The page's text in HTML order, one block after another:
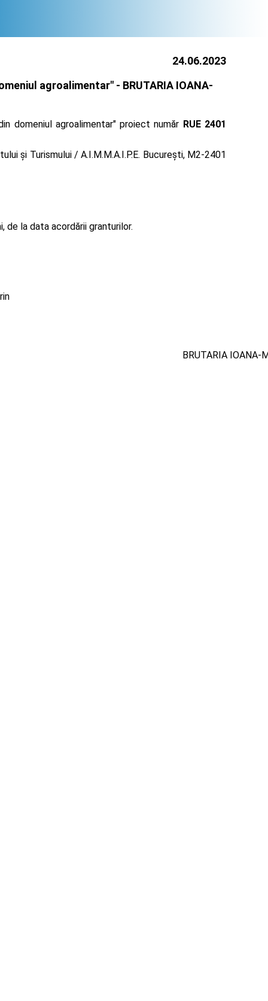
24.06.2023
agroalimentar" - BRUTARIA IOANA-
domeniul agroalimentar" proiect număr RUE 2401
și Turismului / A.I.M.M.A.I.P.E. București, M2-2401
de la data acordării granturilor.
BRUTARIA IOANA-